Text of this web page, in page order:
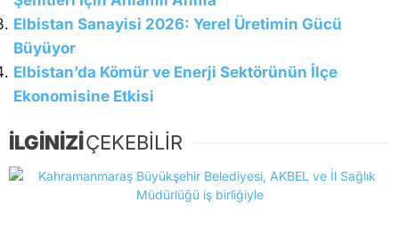
Elbistan Sanayisi 2026: Yerel Üretimin Gücü
Büyüyor
Elbistan’da Kömür ve Enerji Sektörünün İlçe
Ekonomisine Etkisi
İLGİNİZİÇEKEBİLİR